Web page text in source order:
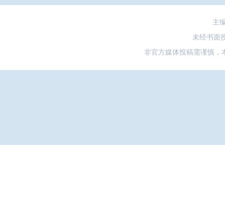
主
未经书面
非官方媒体投稿需谨慎，